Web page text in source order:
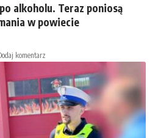
alkoholu. Teraz poniosą
w powiecie
komentarz